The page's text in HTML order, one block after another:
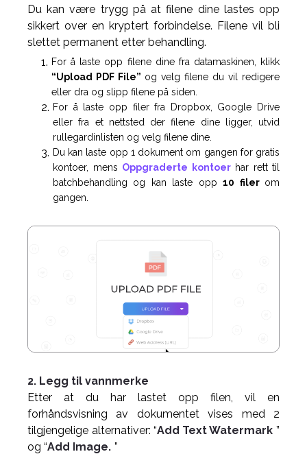
Du kan være trygg på at filene dine lastes opp
sikkert over en kryptert forbindelse. Filene vil bli
slettet permanent etter behandling.
For å laste opp filene dine fra datamaskinen, klikk
“Upload PDF File” og velg filene du vil redigere
eller dra og slipp filene på siden.
For å laste opp filer fra Dropbox, Google Drive
eller fra et nettsted der filene dine ligger, utvid
rullegardinlisten og velg filene dine.
Du kan laste opp 1 dokument om gangen for gratis
kontoer, mens Oppgraderte kontoerhar rett til
batchbehandling og kan laste opp10 filer om
gangen.
2. Legg til vannmerke
Etter at du har lastet opp filen, vil en
forhåndsvisning av dokumentet vises med 2
tilgjengelige alternativer: “Add Text Watermark ”
og “Add Image. ”